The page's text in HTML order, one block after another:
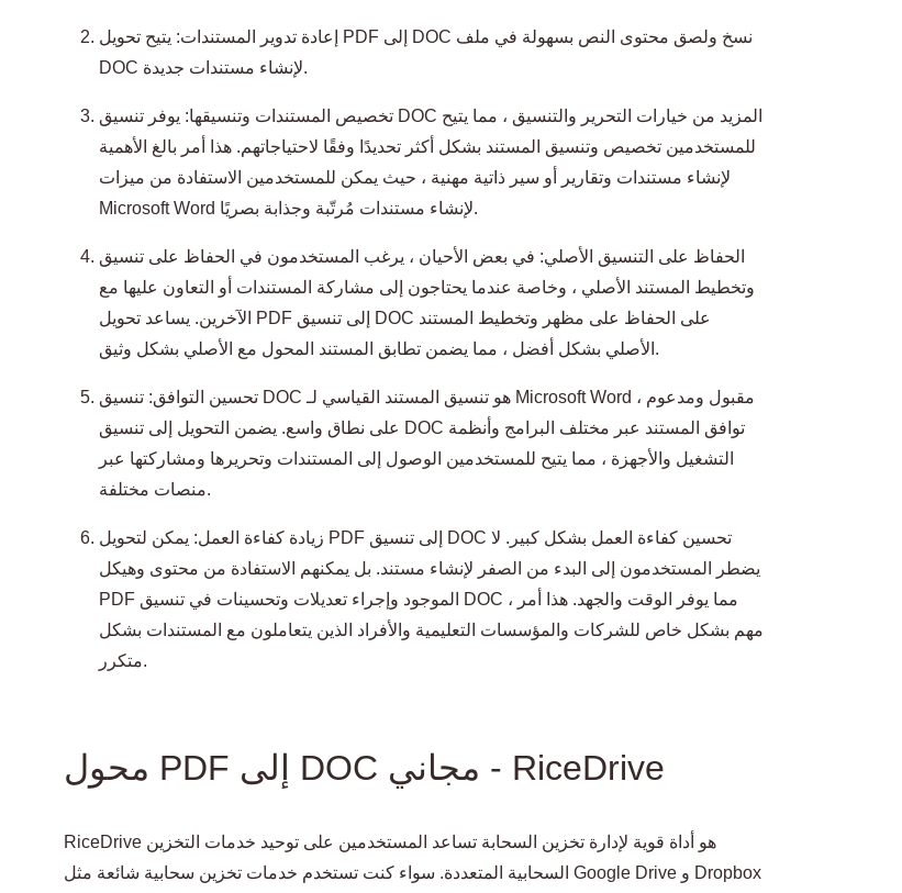
إعادة تدوير المستندات: يتيح تحويل PDF إلى DOC نسخ ولصق محتوى النص بسهولة في ملف
DOC لإنشاء مستندات جديدة.
تخصيص المستندات وتنسيقها: يوفر تنسيق DOC المزيد من خيارات التحرير والتنسيق ، مما يتيح
للمستخدمين تخصيص وتنسيق المستند بشكل أكثر تحديدًا وفقًا لاحتياجاتهم. هذا أمر بالغ الأهمية
لإنشاء مستندات وتقارير أو سير ذاتية مهنية ، حيث يمكن للمستخدمين الاستفادة من ميزات
Microsoft Word لإنشاء مستندات مُرتّبة وجذابة بصريًا.
الحفاظ على التنسيق الأصلي: في بعض الأحيان ، يرغب المستخدمون في الحفاظ على تنسيق
وتخطيط المستند الأصلي ، وخاصة عندما يحتاجون إلى مشاركة المستندات أو التعاون عليها مع
الآخرين. يساعد تحويل PDF إلى تنسيق DOC على الحفاظ على مظهر وتخطيط المستند
الأصلي بشكل أفضل ، مما يضمن تطابق المستند المحول مع الأصلي بشكل وثيق.
تحسين التوافق: تنسيق DOC هو تنسيق المستند القياسي لـ Microsoft Word ، مقبول ومدعوم
على نطاق واسع. يضمن التحويل إلى تنسيق DOC توافق المستند عبر مختلف البرامج وأنظمة
التشغيل والأجهزة ، مما يتيح للمستخدمين الوصول إلى المستندات وتحريرها ومشاركتها عبر
منصات مختلفة.
زيادة كفاءة العمل: يمكن لتحويل PDF إلى تنسيق DOC تحسين كفاءة العمل بشكل كبير. لا
يضطر المستخدمون إلى البدء من الصفر لإنشاء مستند. بل يمكنهم الاستفادة من محتوى وهيكل
PDF الموجود وإجراء تعديلات وتحسينات في تنسيق DOC ، مما يوفر الوقت والجهد. هذا أمر
مهم بشكل خاص للشركات والمؤسسات التعليمية والأفراد الذين يتعاملون مع المستندات بشكل
متكرر.
محول PDF إلى DOC مجاني - RiceDrive
RiceDrive هو أداة قوية لإدارة تخزين السحابة تساعد المستخدمين على توحيد خدمات التخزين
السحابية المتعددة. سواء كنت تستخدم خدمات تخزين سحابية شائعة مثل Google Drive و Dropbox